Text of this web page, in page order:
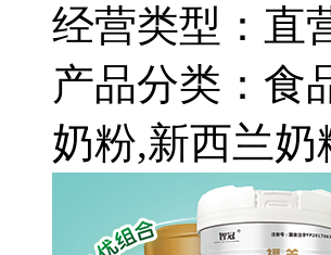
经营类型：直
产品分类：食
奶粉,新西兰奶